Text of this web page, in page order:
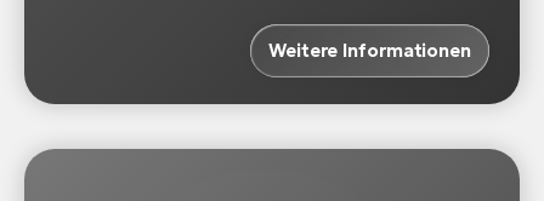
Weitere Informationen